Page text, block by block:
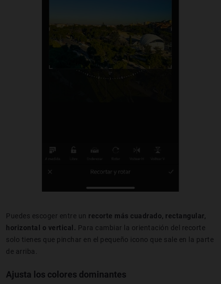
Puedes escoger entre un recorte más cuadrado, rectangular,
horizontal o vertical. Para cambiar la orientación del recorte
solo tienes que pinchar en el pequeño icono que sale en la parte
de arriba.
Ajusta los colores dominantes